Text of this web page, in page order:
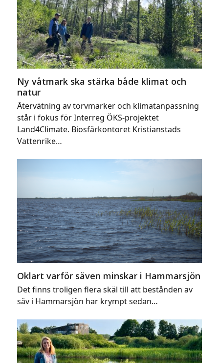
Ny våtmark ska stärka både klimat och
natur
Återvätning av torvmarker och klimatanpassning
står i fokus för Interreg ÖKS-projektet
Land4Climate. Biosfärkontoret Kristianstads
Vattenrike…
Oklart varför säven minskar i Hammarsjön
Det finns troligen flera skäl till att bestånden av
säv i Hammarsjön har krympt sedan…